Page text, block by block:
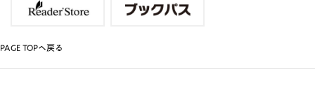
PAGE TOPへ戻る